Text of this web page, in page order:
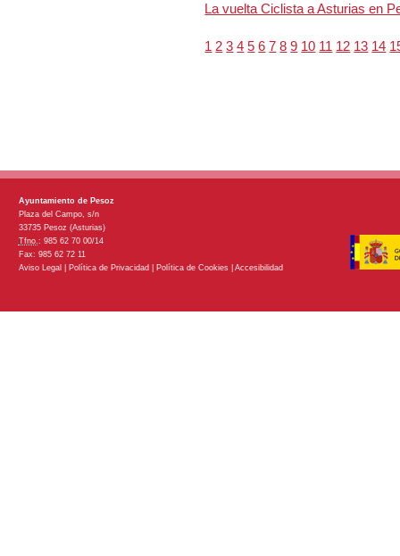
La vuelta Ciclista a Asturias en
1 2 3 4 5 6 7 8 9 10 11 12 13 14
Ayuntamiento de Pesoz
Plaza del Campo, s/n
33735 Pesoz (Asturias)
Tfno.: 985 62 70 00/14
Fax: 985 62 72 11
Aviso Legal
Política de Privacidad Política de Cookies| Accesibilidad